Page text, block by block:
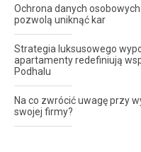
Ochrona danych
pozwolą uniknąć kar
Strategia luksusowego
apartamenty redefiniują
Podhalu
Na co zwrócić uwagę przy
swojej firmy?